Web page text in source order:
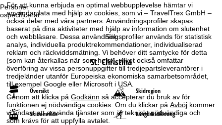
För att kunna erbjuda en optimal webbupplevelse hämtar vi
användardata med hjälp av cookies, som vi – TravelTrex GmbH –
också delar med våra partners. Användningsprofiler skapas
baserat på dina aktiviteter med hjälp av information om slutenhet
och webbläsare. Dessa användningsprofiler används för statistisk
analys, individuella produktrekommendationer, individualiserad
reklam och räckviddsmätning. Vi behöver ditt samtycke för detta
(som kan återkallas när som helst), vilket också omfattar
överföring av vissa personuppgifter till tredjepartsleverantörer i
tredjeländer utanför Europeiska ekonomiska samarbetsområdet,
till exempel Google eller Microsoft i USA.
Genom att klicka påGodkänn så accepterar du bruk av för
funktionen ej nödvändiga cookies. Om du klickar påAvböj kommer
vi endast att använda tjänster som är tekniskt nödvändiga och
som krävs för att uppfylla avtalet.
Personer
ospecificerat
Sök
St. Christina
Översikt Skidregion
Skidområde Längdskidåkning